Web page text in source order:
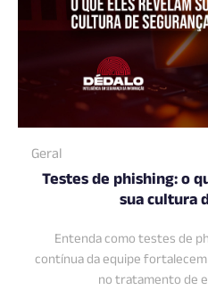
Geral
Testes de phishing: o
sua cultura
Entenda como testes de
contínua da equipe
no tratamento de